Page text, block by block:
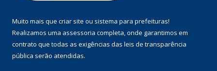
Muito mais que criar site ou sistema para prefeituras!
Realizamos uma assessoria completa, onde garantimos em
contrato que todas as exigências das leis de transparência
pública serão atendidas.